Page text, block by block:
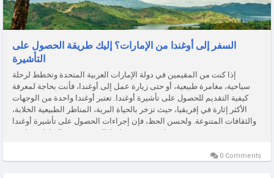
السفر إلى أوغندا من الإمارات؟ إليك طريقة الحصول على
التأشيرة
إذا كنت من المقيمين في دولة الإمارات العربية المتحدة وتخطط لرحلة
سياحية، مغامرة طبيعية، أو حتى زيارة عمل إلى أوغندا، فأنت بحاجة لمعرفة
كيفية التقديم للحصول على تأشيرة أوغندا. تعتبر أوغندا واحدة من الوجهات
الأكثر إثارة في إفريقيا، حيث تزخر بالحياة البرية، المناظر الطبيعية الخلابة،
والثقافات المتنوعة. ولحسن الحظ، فإن إجراءات الحصول على تأشيرة أوغندا
0 Comments